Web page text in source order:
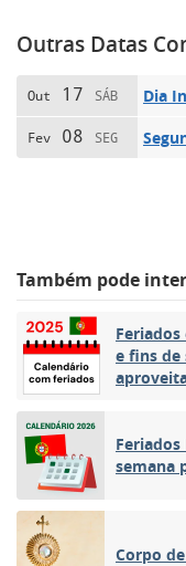
Outras Datas
Out 17 SÁB Dia
Fev 08 SEG
Também pode
e fins de
semana
Corpo